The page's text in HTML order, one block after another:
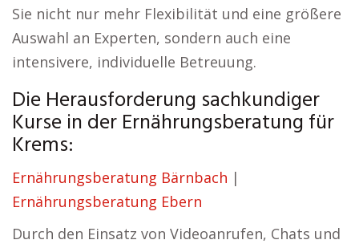
Sie nicht nur mehr Flexibilität und eine größere
Auswahl an Experten, sondern auch eine
intensivere, individuelle Betreuung.
Die Herausforderung sachkundiger
Kurse in der Ernährungsberatung für
Krems:
Ernährungsberatung Bärnbach |
Ernährungsberatung Ebern
Durch den Einsatz von Videoanrufen, Chats und